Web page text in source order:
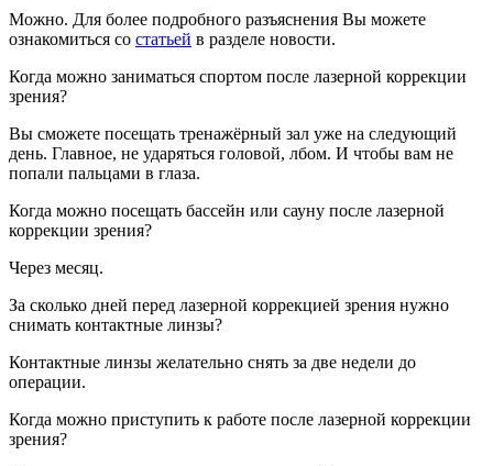
Можно. Для более подробного разъяснения Вы можете
ознакомиться со статьей в разделе новости.
Когда можно заниматься спортом после лазерной коррекции
зрения?
Вы сможете посещать тренажёрный зал уже на следующий
день. Главное, не ударяться головой, лбом. И чтобы вам не
попали пальцами в глаза.
Когда можно посещать бассейн или сауну после лазерной
коррекции зрения?
Через месяц.
За сколько дней перед лазерной коррекцией зрения нужно
снимать контактные линзы?
Контактные линзы желательно снять за две недели до
операции.
Когда можно приступить к работе после лазерной коррекции
зрения?